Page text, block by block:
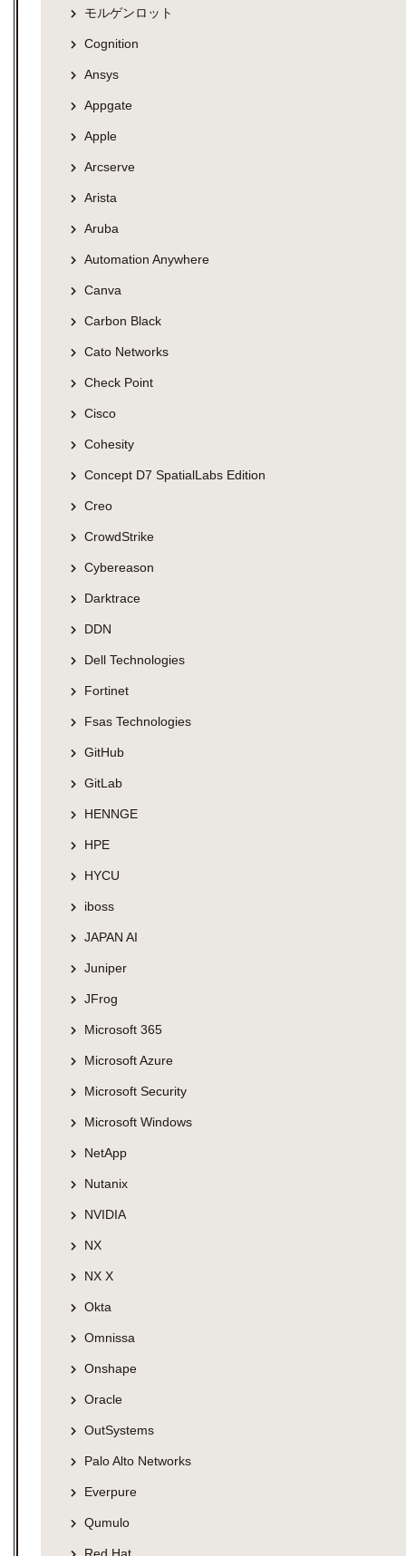
モルゲンロット
Cognition
Ansys
Appgate
Apple
Arcserve
Arista
Aruba
Automation Anywhere
Canva
Carbon Black
Cato Networks
Check Point
Cisco
Cohesity
Concept D7 SpatialLabs Edition
Creo
CrowdStrike
Cybereason
Darktrace
DDN
Dell Technologies
Fortinet
Fsas Technologies
GitHub
GitLab
HENNGE
HPE
HYCU
iboss
JAPAN AI
Juniper
JFrog
Microsoft 365
Microsoft Azure
Microsoft Security
Microsoft Windows
NetApp
Nutanix
NVIDIA
NX
NX X
Okta
Omnissa
Onshape
Oracle
OutSystems
Palo Alto Networks
Everpure
Qumulo
Red Hat